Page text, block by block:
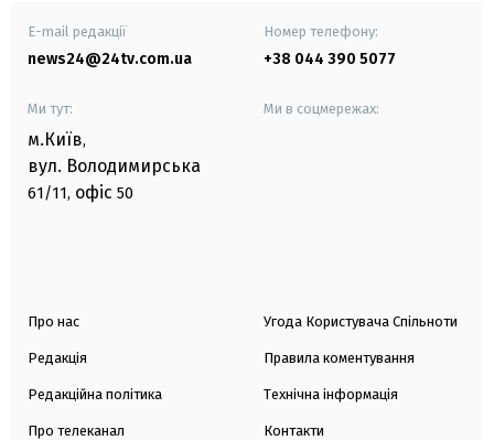
E-mail редакції
news24@24tv.com.ua
Номер телефону:
+38 044 390 5077
Ми тут:
м.Київ,
вул. Володимирська
61/11, офіс 50
Ми в соцмережах:
Про нас
Редакція
Редакційна політика
Про телеканал
Угода Користувача Спільноти
Правила коментування
Технічна інформація
Контакти